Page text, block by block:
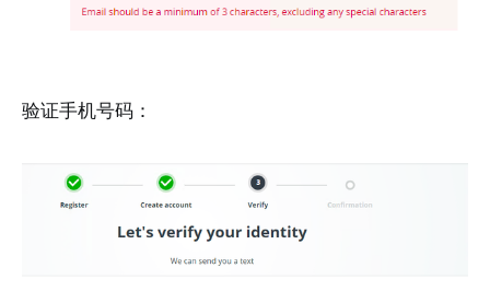
验证手机号码：